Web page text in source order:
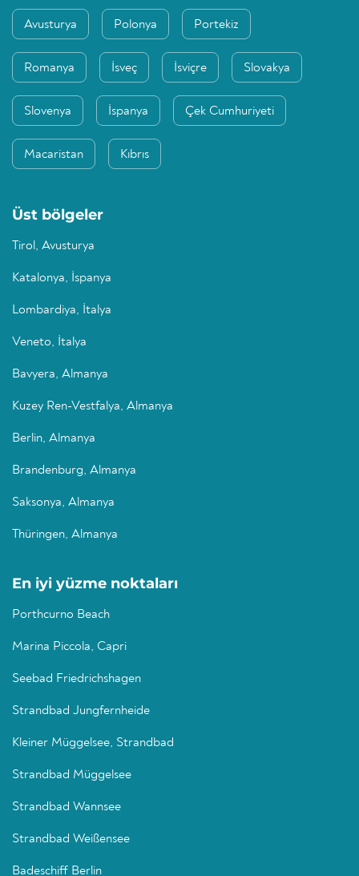
Avusturya Polonya Portekiz
Romanya İsveç İsviçre Slovakya
Slovenya İspanya Çek Cumhuriyeti
Macaristan Kıbrıs
Üst bölgeler
Tirol, Avusturya
Katalonya, İspanya
Lombardiya, İtalya
Veneto, İtalya
Bavyera, Almanya
Kuzey Ren-Vestfalya, Almanya
Berlin, Almanya
Brandenburg, Almanya
Saksonya, Almanya
Thüringen, Almanya
En iyi yüzme noktaları
Porthcurno Beach
Marina Piccola, Capri
Seebad Friedrichshagen
Strandbad Jungfernheide
Kleiner Müggelsee, Strandbad
Strandbad Müggelsee
Strandbad Wannsee
Strandbad Weißensee
Badeschiff Berlin